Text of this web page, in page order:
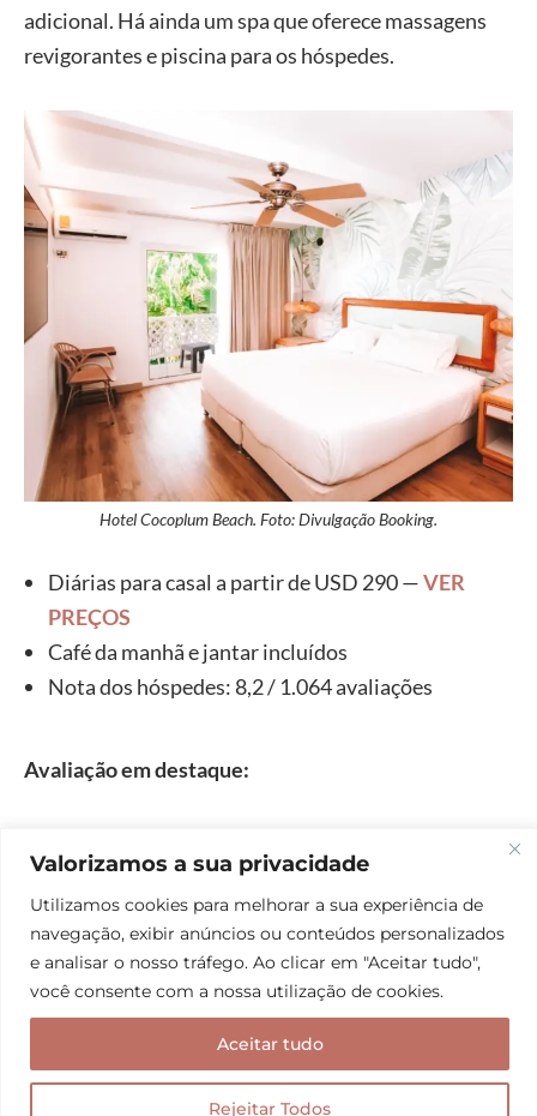
Valorizamos a sua privacidade
Utilizamos cookies para melhorar a sua experiência de
navegação, exibir anúncios ou conteúdos personalizados
e analisar o nosso tráfego. Ao clicar em "Aceitar tudo",
você consente com a nossa utilização de cookies.
Rejeitar Todos
Aceitar tudo
adicional. Há ainda um spa que oferece massagens
revigorantes e piscina para os hóspedes.
Hotel Cocoplum Beach. Foto: Divulgação Booking.
Diárias para casal a partir de USD 290 —VER
PREÇOS
Café da manhã e jantar incluídos
Nota dos hóspedes: 8,2 / 1.064 avaliações
Avaliação em destaque:
tudo que precisamos. A praia é excelente, não tem melhor
localização. Dava pena de sair para comer fora, pois os
pratos eram saborosos, muito bem preparados.”Marcia
em 22 de outubro de 2025.